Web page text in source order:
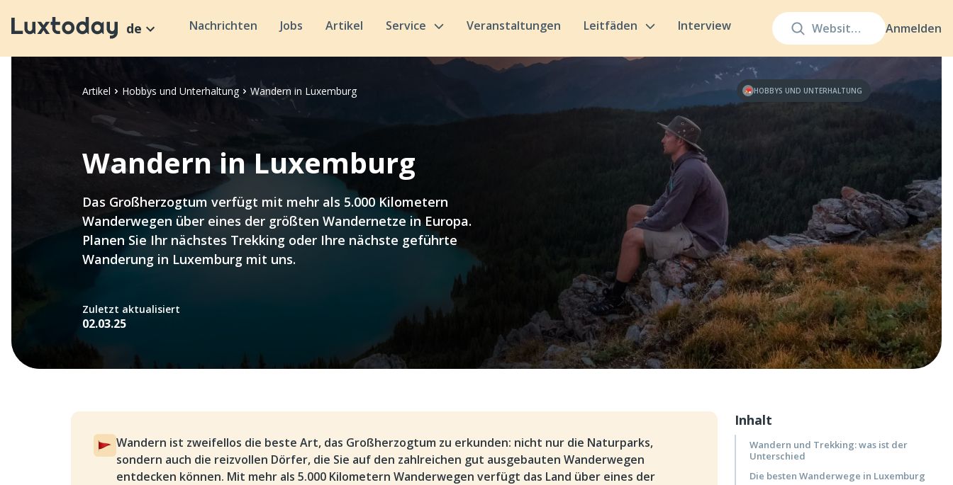
Anmelden
de Nachrichten Jobs Artikel Service Veranstaltungen Leitfäden Interview
Artikel Hobbys und Unterhaltung Wandern in Luxemburg HOBBYS UND UNTERHALTUNG
Wandern in Luxemburg
Das Großherzogtum verfügt mit mehr als 5.000 Kilometern
Wanderwegen über eines der größten Wandernetze in Europa.
Planen Sie Ihr nächstes Trekking oder Ihre nächste geführte
Wanderung in Luxemburg mit uns.
Zuletzt aktualisiert
02.03.25
Inhalt
Wandern und Trekking: was ist der
Unterschied
Die besten Wanderwege in Luxemburg
Wandern ist zweifellos die beste Art, das Großherzogtum zu erkunden: nicht nur die Naturparks,
sondern auch die reizvollen Dörfer, die Sie auf den zahlreichen gut ausgebauten Wanderwegen
entdecken können. Mit mehr als 5.000 Kilometern Wanderwegen verfügt das Land über eines der